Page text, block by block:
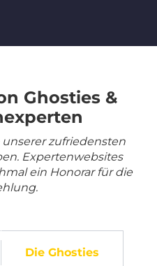
Ghosties &
unserer zufriedensten
Expertenwebsites
ein Honorar für die
Die Ghosties